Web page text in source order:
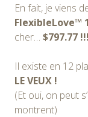
En fait, je viens
FlexibleLove™
cher… $797.77 !!!
Il existe en 12
LE VEUX !
(Et oui, on peut
montrent)